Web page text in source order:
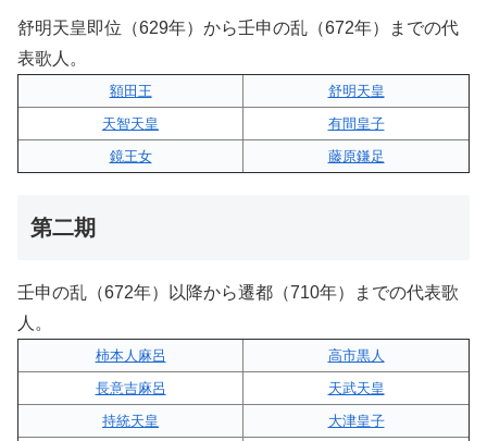
舒明天皇即位（629年）から壬申の乱（672年）までの代
表歌人。
額田王
舒明天皇
天智天皇
有間皇子
鏡王女
藤原鎌足
第二期
壬申の乱（672年）以降から遷都（710年）までの代表歌
人。
柿本人麻呂
高市黒人
長意吉麻呂
天武天皇
持統天皇
大津皇子